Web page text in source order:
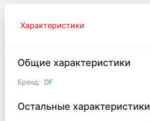
Характеристики
Общие характеристики
Бренд: DF
Остальные характеристики